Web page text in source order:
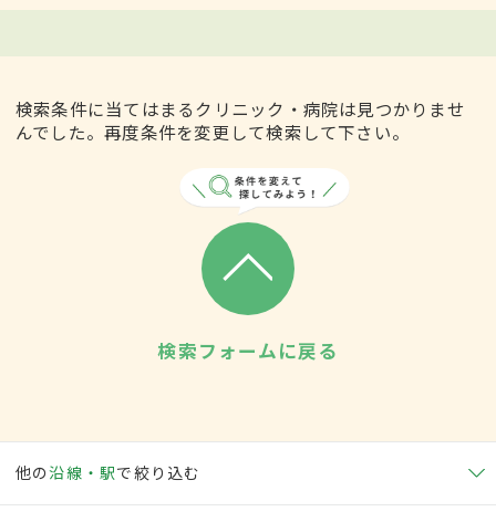
検索条件に当てはまるクリニック・病院は見つかりませ
んでした。再度条件を変更して検索して下さい。
検索フォームに戻る
他の沿線・駅で絞り込む